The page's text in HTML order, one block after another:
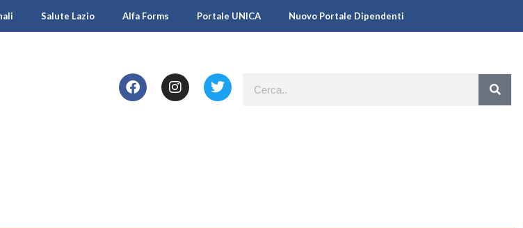
Salute Lazio Alfa Forms Portale UNICA Nuovo Portale Dipendenti